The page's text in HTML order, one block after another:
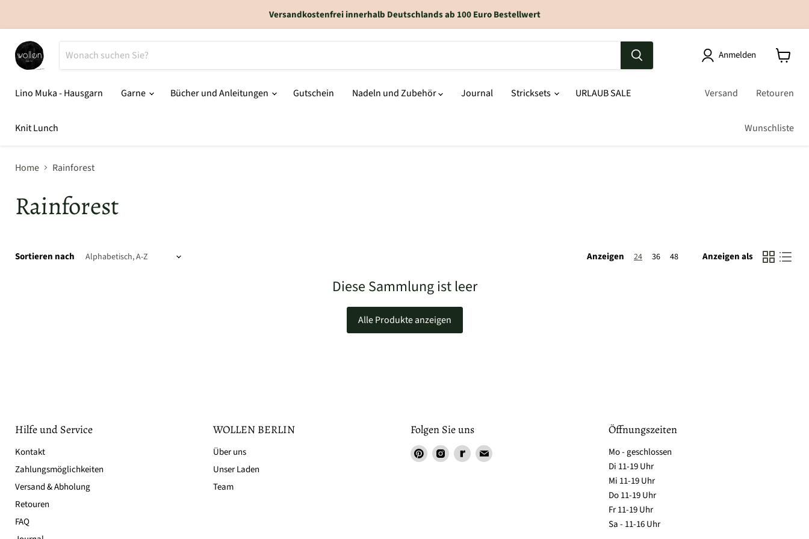
Versandkostenfrei innerhalb Deutschlands ab 100 Euro Bestellwert
Anmelden
Lino Muka - Hausgarn Garne Bücher und Anleitungen Gutschein Nadeln und Zubehör Journal Stricksets URLAUB SALE
Knit Lunch
Versand Retouren
Wunschliste
Home Rainforest
Rainforest
Sortieren nach Anzeigen 24 36 48 Anzeigen als
Diese Sammlung ist leer
Alle Produkte anzeigen
Hilfe und Service
Kontakt
Zahlungsmöglichkeiten
Versand & Abholung
Retouren
FAQ
WOLLEN BERLIN
Über uns
Unser Laden
Team
Folgen Sie uns Öffnungszeiten
Mo - geschlossen
Di 11-19 Uhr
Mi 11-19 Uhr
Do 11-19 Uhr
Fr 11-19 Uhr
Sa - 11-16 Uhr